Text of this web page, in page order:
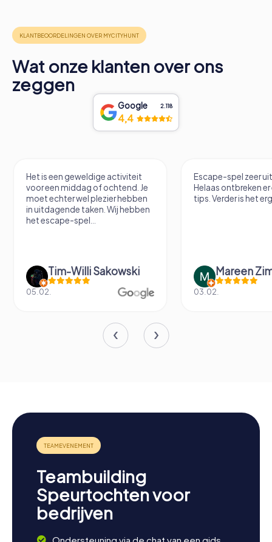
Wat onze klanten over ons
zeggen
Google 2.118
4,4
Het is een geweldige activiteit
voor een middag of ochtend. Je
moet echter wel plezier hebben
in uitdagende taken. Wij hebben
het escape-spel...
Tim-Willi Sakowski
05.02.
Escape-spel zeer
Helaas ontbreken er
tips. Verder is het
Mareen
03.02.
Teambuilding
Speurtochten voor
bedrijven